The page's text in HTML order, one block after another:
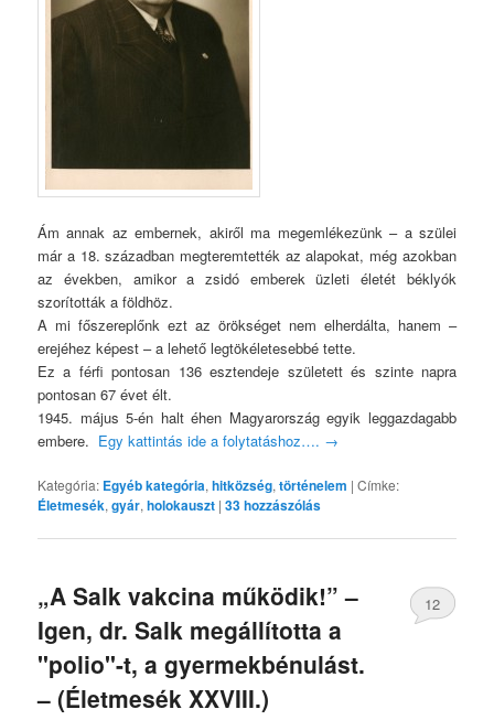
Ám annak az embernek, akiről ma megemlékezünk – a szülei
már a 18. században megteremtették az alapokat, még azokban
az években, amikor a zsidó emberek üzleti életét béklyók
szorították a földhöz.
A mi főszereplőnk ezt az örökséget nem elherdálta, hanem –
erejéhez képest – a lehető legtökéletesebbé tette.
Ez a férfi pontosan 136 esztendeje született és szinte napra
pontosan 67 évet élt.
1945. május 5-én halt éhen Magyarország egyik leggazdagabb
embere. Egy kattintás ide a folytatáshoz…. →
Kategória: Egyéb kategória,hitközség,történelem |Címke:
Életmesék,gyár,holokauszt |33hozzászólás
„A Salk vakcina működik!” –
Igen, dr. Salk megállította a
"polio"-t, a gyermekbénulást.
– (Életmesék XXVIII.)
12